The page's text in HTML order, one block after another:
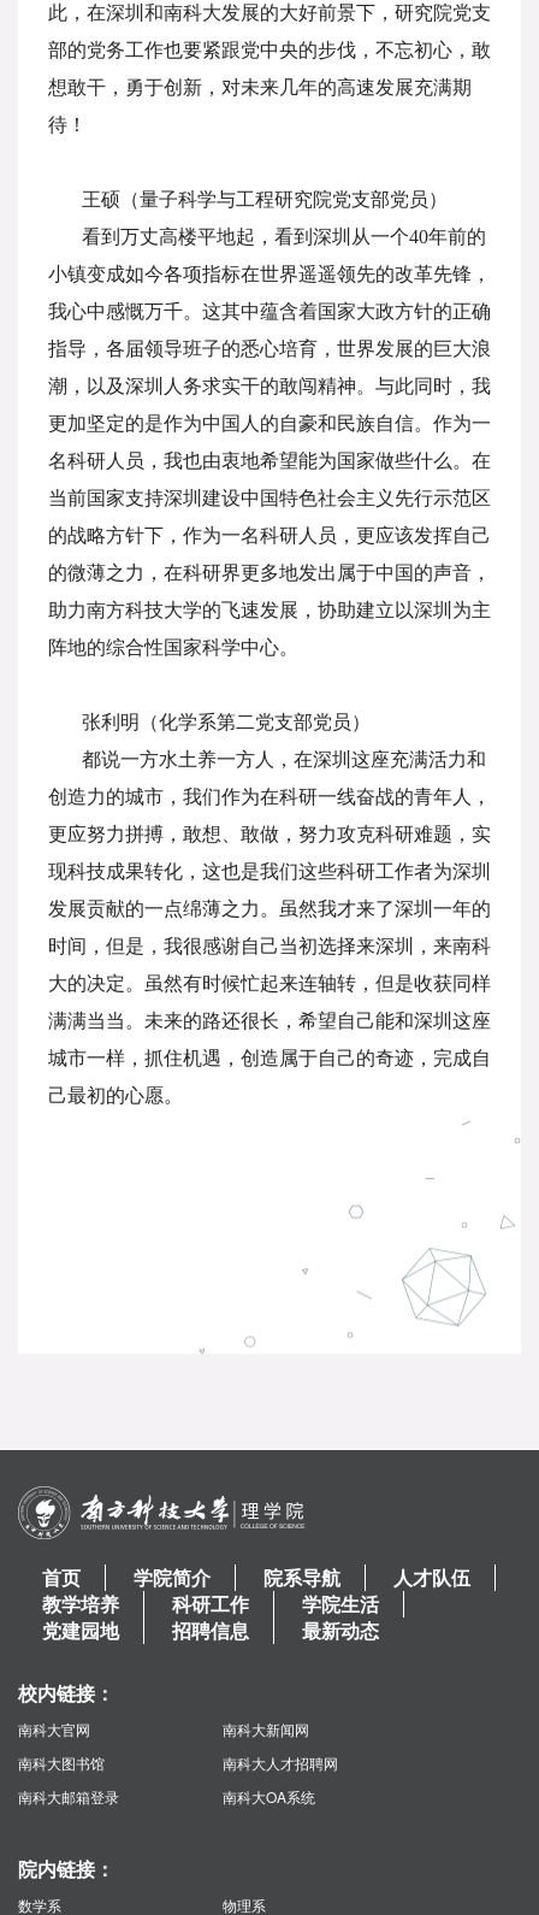
此，在深圳和南科大发展的大好前景下，研究院党支
部的党务工作也要紧跟党中央的步伐，不忘初心，敢
想敢干，勇于创新，对未来几年的高速发展充满期
待！
王硕（量子科学与工程研究院党支部党员）
看到万丈高楼平地起，看到深圳从一个40年前的
小镇变成如今各项指标在世界遥遥领先的改革先锋，
我心中感慨万千。这其中蕴含着国家大政方针的正确
指导，各届领导班子的悉心培育，世界发展的巨大浪
潮，以及深圳人务求实干的敢闯精神。与此同时，我
更加坚定的是作为中国人的自豪和民族自信。作为一
名科研人员，我也由衷地希望能为国家做些什么。在
当前国家支持深圳建设中国特色社会主义先行示范区
的战略方针下，作为一名科研人员，更应该发挥自己
的微薄之力，在科研界更多地发出属于中国的声音，
助力南方科技大学的飞速发展，协助建立以深圳为主
阵地的综合性国家科学中心。
张利明（化学系第二党支部党员）
都说一方水土养一方人，在深圳这座充满活力和
创造力的城市，我们作为在科研一线奋战的青年人，
更应努力拼搏，敢想、敢做，努力攻克科研难题，实
现科技成果转化，这也是我们这些科研工作者为深圳
发展贡献的一点绵薄之力。虽然我才来了深圳一年的
时间，但是，我很感谢自己当初选择来深圳，来南科
大的决定。虽然有时候忙起来连轴转，但是收获同样
满满当当。未来的路还很长，希望自己能和深圳这座
城市一样，抓住机遇，创造属于自己的奇迹，完成自
己最初的心愿。
首页 学院简介 院系导航
人才队伍
教学培养
科研工作
学院生活
党建园地
招聘信息 最新动态
校内链接：
南科大官网
南科大新闻网
南科大图书馆
南科大人才招聘网
南科大邮箱登录
南科大OA系统
院内链接：
数学系 物理系